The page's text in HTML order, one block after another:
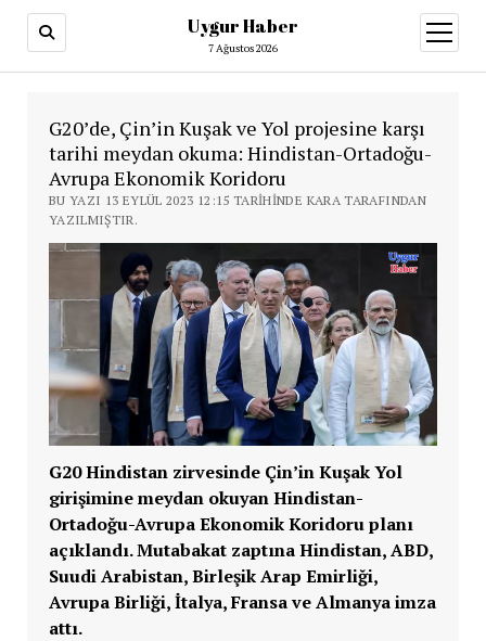
Uygur Haber
7 Ağustos 2026
aç
G20’de, Çin’in Kuşak ve Yol projesine karşı
tarihi meydan okuma: Hindistan-Ortadoğu-
Avrupa Ekonomik Koridoru
BU YAZI 13 EYLÜL 2023 12:15 TARIHINDE KARA TARAFINDAN
YAZILMIŞTIR.
G20 Hindistan zirvesinde Çin’in Kuşak Yol
girişimine meydan okuyan Hindistan-
Ortadoğu-Avrupa Ekonomik Koridoru planı
açıklandı. Mutabakat zaptına Hindistan, ABD,
Suudi Arabistan, Birleşik Arap Emirliği,
Avrupa Birliği, İtalya, Fransa ve Almanya imza
attı.